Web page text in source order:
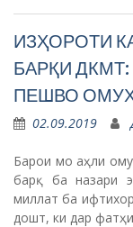
ИЗҲОРОТИ
БАРҚИ
ПЕШВО
02.09.2019
Барои мо аҳли
барқ ба назари
миллат ба
дошт, ки дар